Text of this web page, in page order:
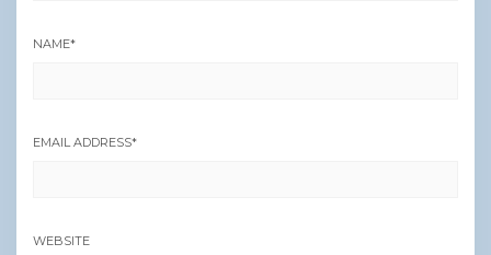
NAME*
EMAIL ADDRESS*
WEBSITE